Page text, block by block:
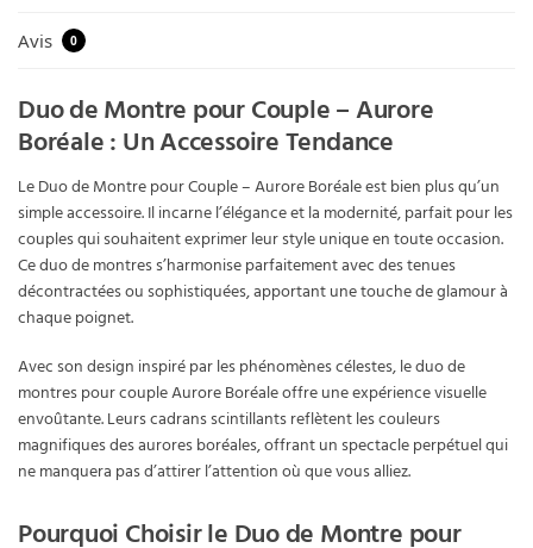
Avis 0
Duo de Montre pour Couple – Aurore
Boréale : Un Accessoire Tendance
Le Duo de Montre pour Couple – Aurore Boréale est bien plus qu’un
simple accessoire. Il incarne l’élégance et la modernité, parfait pour les
couples qui souhaitent exprimer leur style unique en toute occasion.
Ce duo de montres s’harmonise parfaitement avec des tenues
décontractées ou sophistiquées, apportant une touche de glamour à
chaque poignet.
Avec son design inspiré par les phénomènes célestes, le duo de
montres pour couple Aurore Boréale offre une expérience visuelle
envoûtante. Leurs cadrans scintillants reflètent les couleurs
magnifiques des aurores boréales, offrant un spectacle perpétuel qui
ne manquera pas d’attirer l’attention où que vous alliez.
Pourquoi Choisir le Duo de Montre pour